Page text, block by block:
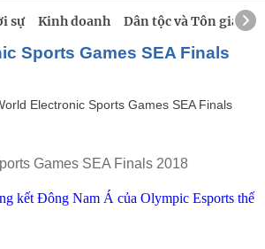
sự Kinh doanh Dân tộc và Tôn giáo
Electronic Sports Games SEA Finals
Games SEA Finals 2018